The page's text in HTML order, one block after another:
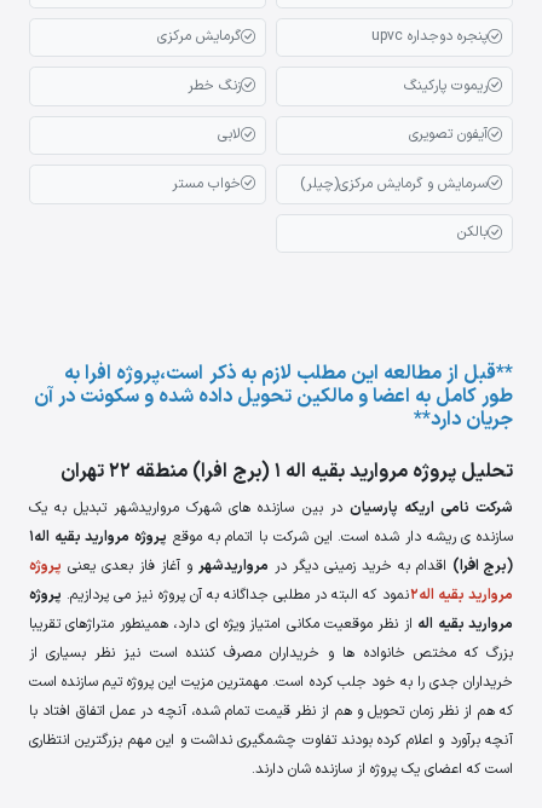
پنجره دوجداره upvc گرمایش مرکزی
ریموت پارکینگ زنگ خطر
آیفون تصویری لابی
سرمایش و گرمایش مرکزی(چیلر) خواب مستر
بالکن
**قبل از مطالعه این مطلب لازم به ذکر است،پروژه افرا به
طور کامل به اعضا و مالکین تحویل داده شده و سکونت در آن
جریان دارد**
تحلیل پروژه مروارید بقیه اله 1 (برج افرا) منطقه 22 تهران
شرکت نامی اریکه پارسیان در بین سازنده های شهرک مرواریدشهر تبدیل به یک
سازنده ی ریشه دار شده است. این شرکت با اتمام به موقع
پروژه مروارید بقیه اله1
(برج افرا) اقدام به خرید زمینی دیگر در مرواریدشهر و آغاز فاز بعدی یعنی پروژه
مروارید بقیه اله2 نمود که البته در مطلبی جداگانه به آن پروژه نیز می پردازیم. پروژه
مروارید بقیه اله از نظر موقعیت مکانی امتیاز ویژه ای دارد، همینطور متراژهای تقریبا
بزرگ که مختص خانواده ها و خریداران مصرف کننده است نیز نظر بسیاری از
خریداران جدی را به خود جلب کرده است. مهمترین مزیت این پروژه تیم سازنده است
که هم از نظر زمان تحویل و هم از نظر قیمت تمام شده، آنچه در عمل اتفاق افتاد با
آنچه برآورد و اعلام کرده بودند تفاوت چشمگیری نداشت و این مهم بزرگترین انتظاری
است که اعضای یک پروژه از سازنده شان دارند.